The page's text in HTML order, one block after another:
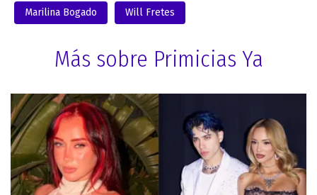
Marilina Bogado Will Fretes
Más sobre Primicias Ya